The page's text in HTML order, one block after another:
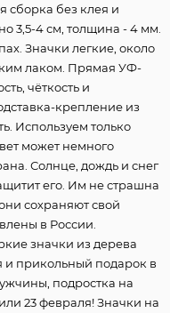
сборка без клея и
3,5-4 см, толщина - 4 мм.
Значки легкие, около
лаком. Прямая УФ-
чёткость и
крепление из
Используем только
может немного
Солнце, дождь и снег
его. Им не страшна
сохраняют свой
в России.
значки из дерева
прикольный подарок в
подростка на
23 февраля! Значки на